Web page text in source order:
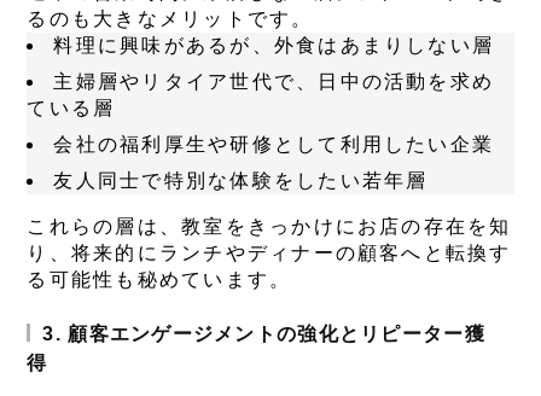
るのも大きなメリットです。
料理に興味があるが、外食はあまりしない層
主婦層やリタイア世代で、日中の活動を求め
ている層
会社の福利厚生や研修として利用したい企業
友人同士で特別な体験をしたい若年層
これらの層は、教室をきっかけにお店の存在を知
り、将来的にランチやディナーの顧客へと転換す
る可能性も秘めています。
3. 顧客エンゲージメントの強化とリピーター獲
得